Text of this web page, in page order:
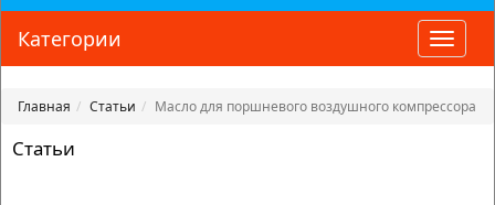
Toggle
Категории
Главная Статьи Масло для поршневого воздушного компрессора
Статьи